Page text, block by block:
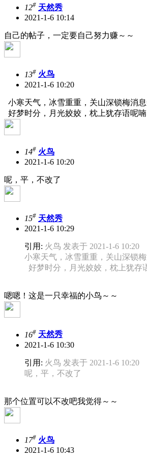
12# 天然秀
2021-1-6 10:14
自己的帖子，一定要自己努力赚～～
13# 火鸟
2021-1-6 10:20
小寒天气，冰雪重重，关山深锁梅消
好梦时分，月光姣姣，枕上犹存语呢喃
14# 火鸟
2021-1-6 10:20
呢，平，不改了
15# 天然秀
2021-1-6 10:29
引用: 火鸟 发表于 2021-1-6 10:20
小寒天气，冰雪重重，关山深锁
好梦时分，月光姣姣，枕上犹存
嗯嗯！这是一只幸福的小鸟～～
16# 天然秀
2021-1-6 10:30
引用: 火鸟 发表于 2021-1-6 10:20
呢，平，不改了
那个位置可以不改吧我觉得～～
17# 火鸟
2021-1-6 10:43